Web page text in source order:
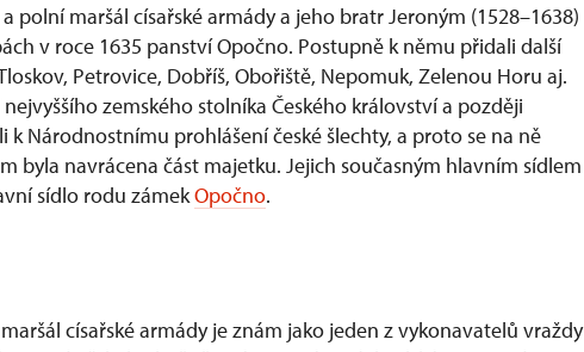
polní maršál císařské armády a jeho bratr Jeroným (1528–1638)
v roce 1635 panství Opočno. Postupně k němu přidali další
Petrovice, Dobříš, Obořiště, Nepomuk, Zelenou Horu aj.
zemského stolníka Českého království a později
Národnostnímu prohlášení české šlechty, a proto se na ně
byla navrácena část majetku. Jejich současným hlavním sídlem
sídlo rodu zámekOpočno.
císařské armády je znám jako jeden z vykonavatelů vraždy